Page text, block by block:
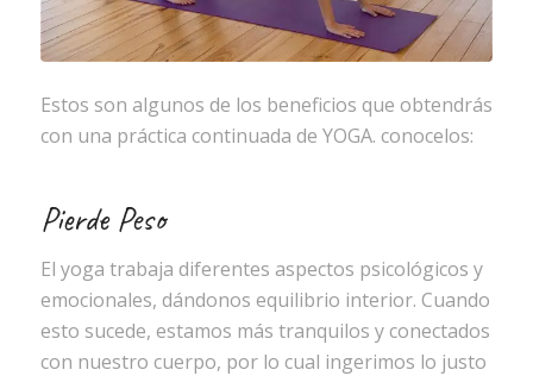
Estos son algunos de los beneficios que obtendrás
con una práctica continuada de YOGA. conocelos:
Pierde Peso
El yoga trabaja diferentes aspectos psicológicos y
emocionales, dándonos equilibrio interior. Cuando
esto sucede, estamos más tranquilos y conectados
con nuestro cuerpo, por lo cual ingerimos lo justo